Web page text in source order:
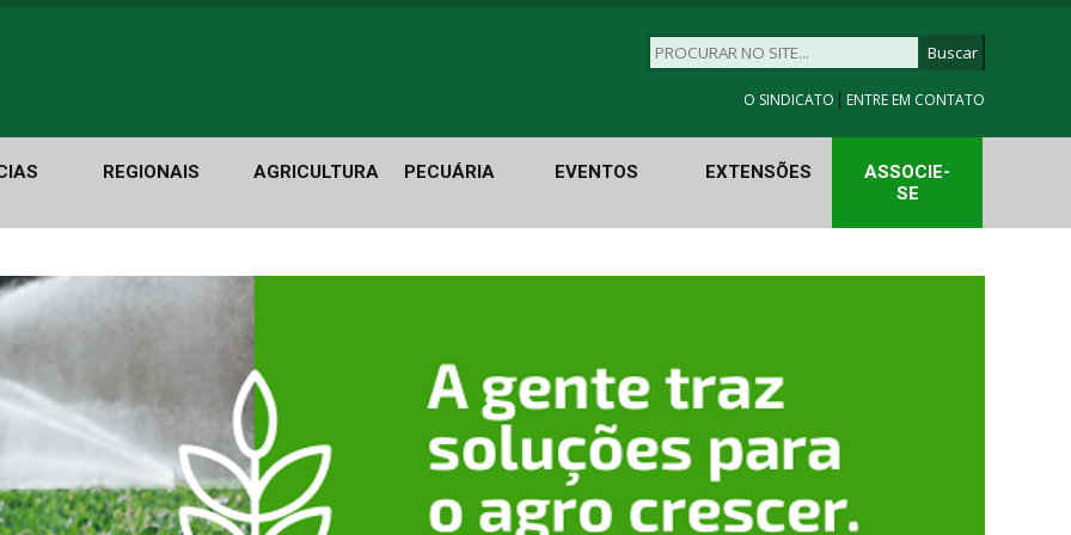
O SINDICATO | ENTRE EM CONTATO
REGIONAIS AGRICULTURA PECUÁRIA EVENTOS EXTENSÕES
ASSOCIE-
SE